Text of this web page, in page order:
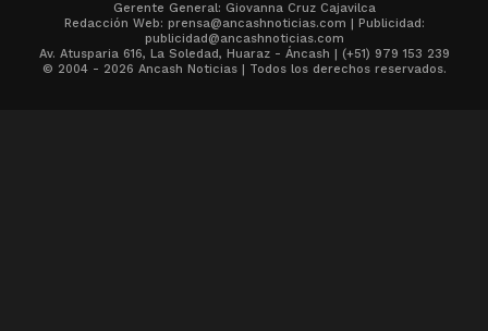
Gerente General: Giovanna Cruz Cajavilca
Redacción Web: prensa@ancashnoticias.com | Publicidad:
publicidad@ancashnoticias.com
Av. Atusparia 616, La Soledad, Huaraz - Áncash | (+51) 979 153 239
© 2004 - 2026 Ancash Noticias | Todos los derechos reservados.